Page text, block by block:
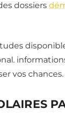
dossiers